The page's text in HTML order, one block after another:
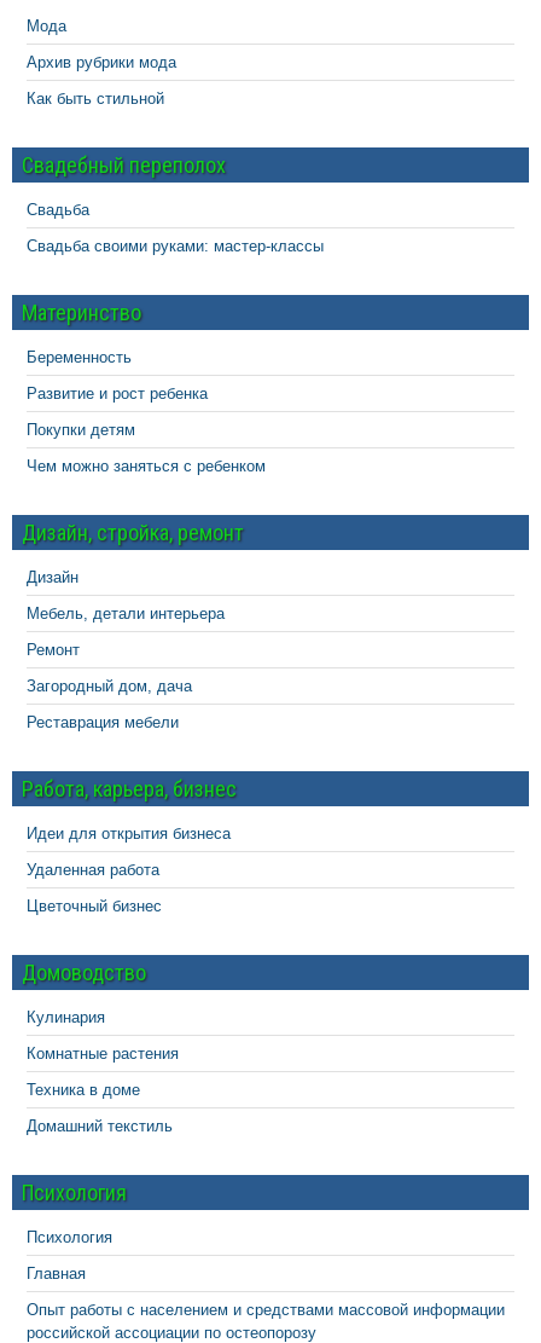
Мода
Архив рубрики мода
Как быть стильной
Свадебный переполох
Свадьба
Свадьба своими руками: мастер-классы
Материнство
Беременность
Развитие и рост ребенка
Покупки детям
Чем можно заняться с ребенком
Дизайн, стройка, ремонт
Дизайн
Мебель, детали интерьера
Ремонт
Загородный дом, дача
Реставрация мебели
Работа, карьера, бизнес
Идеи для открытия бизнеса
Удаленная работа
Цветочный бизнес
Домоводство
Кулинария
Комнатные растения
Техника в доме
Домашний текстиль
Психология
Психология
Главная
Опыт работы с населением и средствами массовой информации
российской ассоциации по остеопорозу